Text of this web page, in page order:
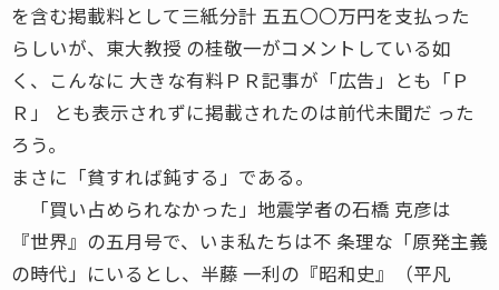
を含む掲載料として三紙分計 五五〇〇万円を支払った
らしいが、東大教授 の桂敬一がコメントしている如
く、こんなに 大きな有料ＰＲ記事が「広告」とも「Ｐ
Ｒ」 とも表示されずに掲載されたのは前代未聞だ った
ろう。
まさに「貧すれば鈍する」である。
「買い占められなかった」地震学者の石橋 克彦は
『世界』の五月号で、いま私たちは不 条理な「原発主義
の時代」にいるとし、半藤 一利の『昭和史』（平凡